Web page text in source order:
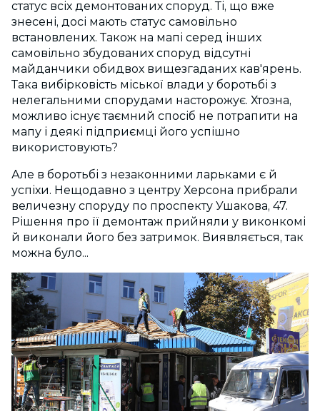
статус всіх демонтованих споруд. Ті, що вже
знесені, досі мають статус самовільно
встановлених. Також на мапі серед інших
самовільно збудованих споруд відсутні
майданчики обидвох вищезгаданих кав'ярень.
Така вибірковість міської влади у боротьбі з
нелегальними спорудами насторожує. Хтозна,
можливо існує таємний спосіб не потрапити на
мапу і деякі підприємці його успішно
використовують?
Але в боротьбі з незаконними ларьками є й
успіхи. Нещодавно з центру Херсона прибрали
величезну споруду по проспекту Ушакова, 47.
Рішення про її демонтаж прийняли у виконкомі
й виконали його без затримок. Виявляється, так
можна було...